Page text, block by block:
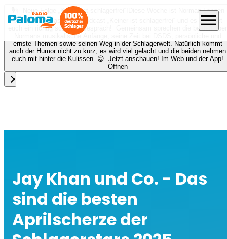
🎙️✨ Neue Folge „Keiner ist schlagerfrei“!
Diese Woche ist Norman Langen
bei Nora zu Gast beim Podcast „Keiner ist schlagerfrei“ und es erwartet
euch ein richtig schönes Gespräch! Gemeinsam sprechen die beiden über
Normans musikalische Anfänge, seine Zeit bei DSDS, persönliche und
ernste Themen sowie seinen Weg in der Schlagerwelt. Natürlich kommt
auch der Humor nicht zu kurz, es wird viel gelacht und die beiden nehmen
euch mit hinter die Kulissen. 😊 Jetzt anschauen! Im Web und der App!
Öffnen
close
menu
Jay Khan und Co. - Das
sind die besten
Aprilscherze der